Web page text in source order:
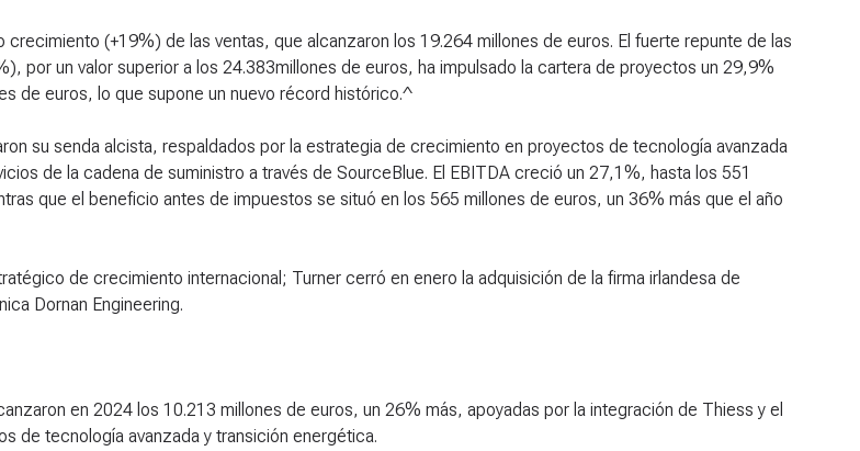
crecimiento (+19%) de las ventas, que alcanzaron los 19.264 millones de euros. El fuerte repunte de las
por un valor superior a los 24.383millones de euros, ha impulsado la cartera de proyectos un 29,9%
de euros, lo que supone un nuevo récord histórico.^
su senda alcista, respaldados por la estrategia de crecimiento en proyectos de tecnología avanzada
de la cadena de suministro a través de SourceBlue. El EBITDA creció un 27,1%, hasta los 551
que el beneficio antes de impuestos se situó en los 565 millones de euros, un 36% más que el año
de crecimiento internacional; Turner cerró en enero la adquisición de la firma irlandesa de
Dornan Engineering.
en 2024 los 10.213 millones de euros, un 26% más, apoyadas por la integración de Thiess y el
de tecnología avanzada y transición energética.